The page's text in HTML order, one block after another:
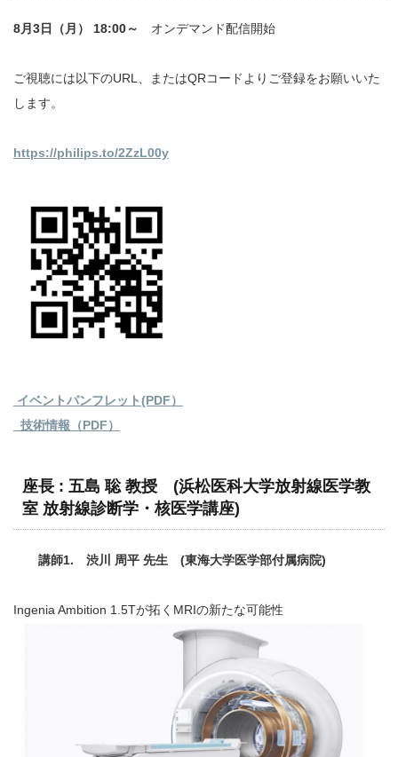
8月3日（月） 18:00～ オンデマンド配信開始
ご視聴には以下のURL、またはQRコードよりご登録をお願いいた
します。
https://philips.to/2ZzL00y
イベントパンフレット(PDF）
_技術情報（PDF）
座長 : 五島 聡 教授 (浜松医科大学放射線医学教
室 放射線診断学・核医学講座)
講師1. 渋川 周平 先生 (東海大学医学部付属病院)
Ingenia Ambition 1.5Tが拓くMRIの新たな可能性